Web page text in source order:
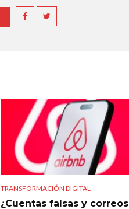
TRANSFORMACIÓN DIGITAL
¿Cuentas falsas y correos